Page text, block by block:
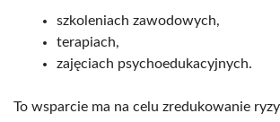
szkoleniach zawodowych,
terapiach,
zajęciach psychoedukacyjnych.
To wsparcie ma na celu zredukowanie